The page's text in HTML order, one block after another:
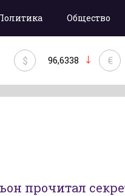
Общество
$ 96,6338 €
прочитал